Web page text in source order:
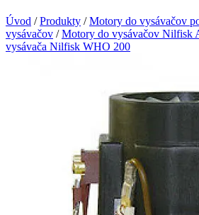
Úvod / Produkty / Motory do vysávačov
vysávačov / Motory do vysávačov Nilfisk
vysávača Nilfisk WHO 200